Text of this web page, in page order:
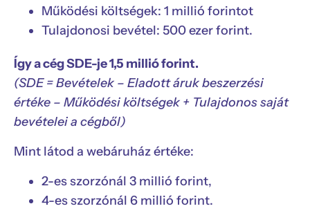
Működési költségek: 1 millió forintot
Tulajdonosi bevétel: 500 ezer forint.
Így a cég SDE-je 1,5 millió forint.
(SDE = Bevételek – Eladott áruk beszerzési
értéke – Működési költségek + Tulajdonos saját
bevételei a cégből)
Mint látod a webáruház értéke:
2-es szorzónál 3 millió forint,
4-es szorzónál 6 millió forint.